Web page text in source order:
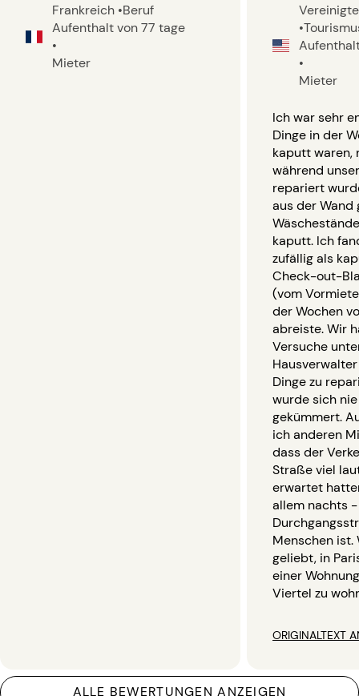
Frankreich •Beruf
Aufenthalt von 77 tage
•
Mieter
•
•
Mieter
Ich war sehr
Dinge in der
kaputt waren,
während
repariert
aus der Wand
kaputt. Ich
zufällig als
Check-out-
(vom
der Wochen
abreiste. Wir
Versuche
Dinge zu
wurde sich
gekümmert.
ich anderen
dass der
Straße viel
erwartet
allem nachts
Menschen ist.
geliebt, in
einer
Viertel zu
ORIGINALTEXT
ALLE BEWERTUNGEN ANZEIGEN